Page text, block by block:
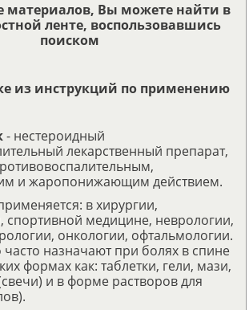
материалов, Вы можете найти в
ленте, воспользовавшись
поиском
из инструкций по применению
- нестероидный
лекарственный препарат,
и жаропонижающим действием.
в хирургии,
спортивной медицине, неврологии,
онкологии, офтальмологии.
часто назначают при болях в спине
формах как: таблетки, гели, мази,
и в форме растворов для